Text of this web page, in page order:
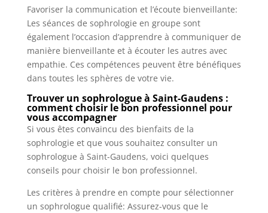
Favoriser la communication et l’écoute bienveillante:
Les séances de sophrologie en groupe sont
également l’occasion d’apprendre à communiquer de
manière bienveillante et à écouter les autres avec
empathie. Ces compétences peuvent être bénéfiques
dans toutes les sphères de votre vie.
Trouver un sophrologue à Saint-Gaudens :
comment choisir le bon professionnel pour
vous accompagner
Si vous êtes convaincu des bienfaits de la
sophrologie et que vous souhaitez consulter un
sophrologue à Saint-Gaudens, voici quelques
conseils pour choisir le bon professionnel.
Les critères à prendre en compte pour sélectionner
un sophrologue qualifié: Assurez-vous que le